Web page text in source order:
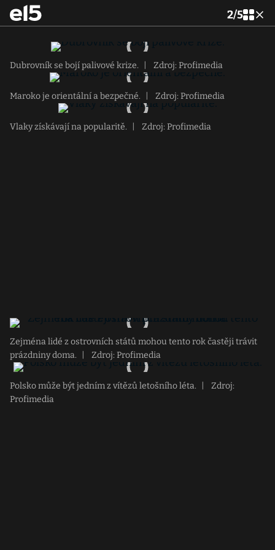
2/5
Dubrovník se bojí palivové krize. Zdroj: Profimedia
Maroko je orientální a bezpečné. Zdroj: Profimedia
Vlaky získávají na popularitě. Zdroj: Profimedia
Zejména lidé z ostrovních států mohou tento rok častěji trávit
prázdniny doma.
Zdroj: Profimedia
Polsko může být jedním z vítězů letošního léta.
Zdroj:
Profimedia